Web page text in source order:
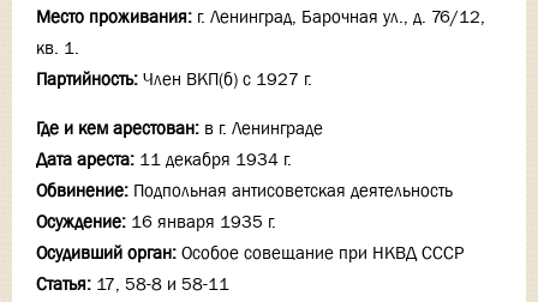
Место проживания: г. Ленинград, Барочная ул., д. 76/12,
кв. 1.
Партийность: Член ВКП(б) с 1927 г.
Где и кем арестован: в г. Ленинграде
Дата ареста: 11 декабря 1934 г.
Обвинение: Подпольная антисоветская деятельность
Осуждение: 16 января 1935 г.
Осудивший орган: Особое совещание при НКВД СССР
Статья: 17, 58-8 и 58-11